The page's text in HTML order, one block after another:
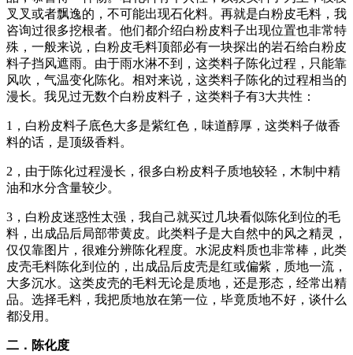
叉叉或者飘逸的，不可能出现石化料。再就是白粉皮毛料，我
咨询过很多挖根者。他们都介绍白粉皮料子出现位置也非常特
殊，一般来说，白粉皮毛料顶部必有一块探出的岩石给白粉皮
料子挡风遮雨。由于雨水淋不到，这类料子陈化过程，只能靠
风吹，气温变化陈化。相对来说，这类料子陈化的过程相当的
漫长。我见过无数个白粉皮料子，这类料子有3大共性：
1，白粉皮料子底色大多是紫红色，味道醇厚，这类料子做香
料的话，是顶级香料。
2，由于陈化过程漫长，很多白粉皮料子质地较轻，木制中精
油和水分含量较少。
3，白粉皮迷惑性太强，我自己就买过几块看似陈化到位的毛
料，出成品后局部带黄皮。此类料子是大自然中的风之精灵，
仅仅靠图片，很难分辨陈化程度。水泥皮料质也非常棒，此类
皮壳毛料陈化到位的，出成品后皮壳是红或偏紫，质地一流，
大多沉水。这类皮壳的毛料无论是质地，还是形态，经常出精
品。选择毛料，我把质地放在第一位，毕竟质地不好，谈什么
都没用。
二．陈化度